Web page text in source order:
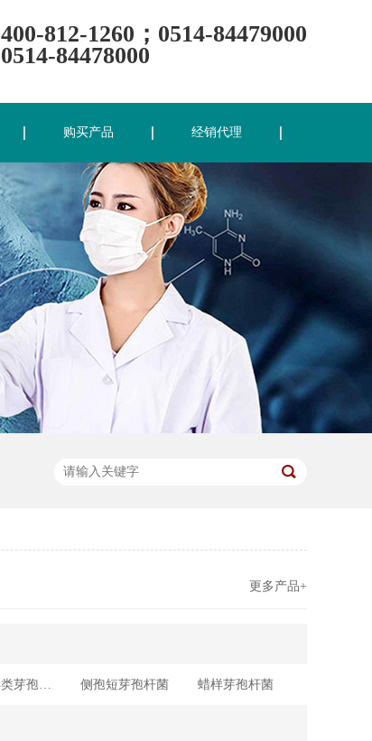
400-812-1260；0514-84479000
0514-84478000
购买产品 经销代理
更多产品+
胶冻样类芽孢杆菌 侧孢短芽孢杆菌 蜡样芽孢杆菌